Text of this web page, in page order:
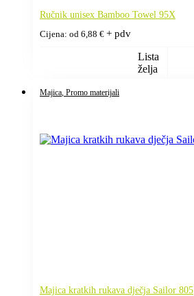
Ručnik unisex Bamboo Towel 95X
Cijena: od 6,88 € + pdv
Lista
želja
Majica, Promo materijali
Majica kratkih rukava dječja Sailor 805